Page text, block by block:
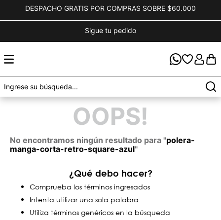
DESPACHO GRATIS POR COMPRAS SOBRE $60.000
Sigue tu pedido
OOPS!
No encontramos ningún resultado para "polera-
manga-corta-retro-square-azul"
¿Qué debo hacer?
Comprueba los términos ingresados
Intenta utilizar una sola palabra
Utiliza términos genéricos en la búsqueda